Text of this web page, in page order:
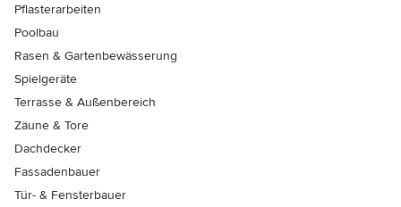
Pflasterarbeiten
Poolbau
Rasen & Gartenbewässerung
Spielgeräte
Terrasse & Außenbereich
Zäune & Tore
Dachdecker
Fassadenbauer
Tür- & Fensterbauer